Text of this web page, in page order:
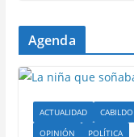
Agenda
ACTUALIDAD CABILDO
OPINIÓN
POLÍTICA